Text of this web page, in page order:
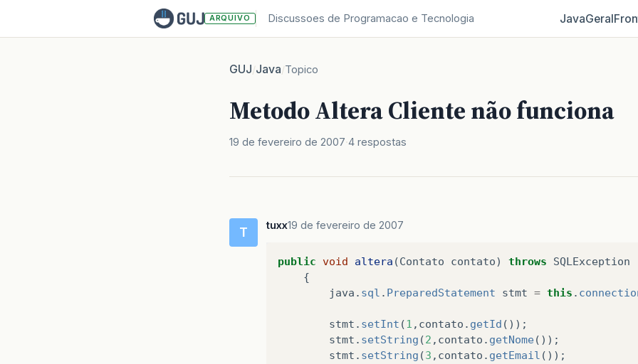
ARQUIVO Discussoes de Programacao e Tecnologia JavaGeral
GUJ/Java/Topico
Metodo Altera Cliente não funciona
19 de fevereiro de 2007 4 respostas
T tuxx19 de fevereiro de 2007
public void altera (Contato contato) throws
SQLException
{
java . sql . PreparedStatement stmt = this .
stmt . setInt (1 , contato . getId ());
stmt . setString (2 , contato . getNome());
stmt . setString (3 , contato . getEmail ());